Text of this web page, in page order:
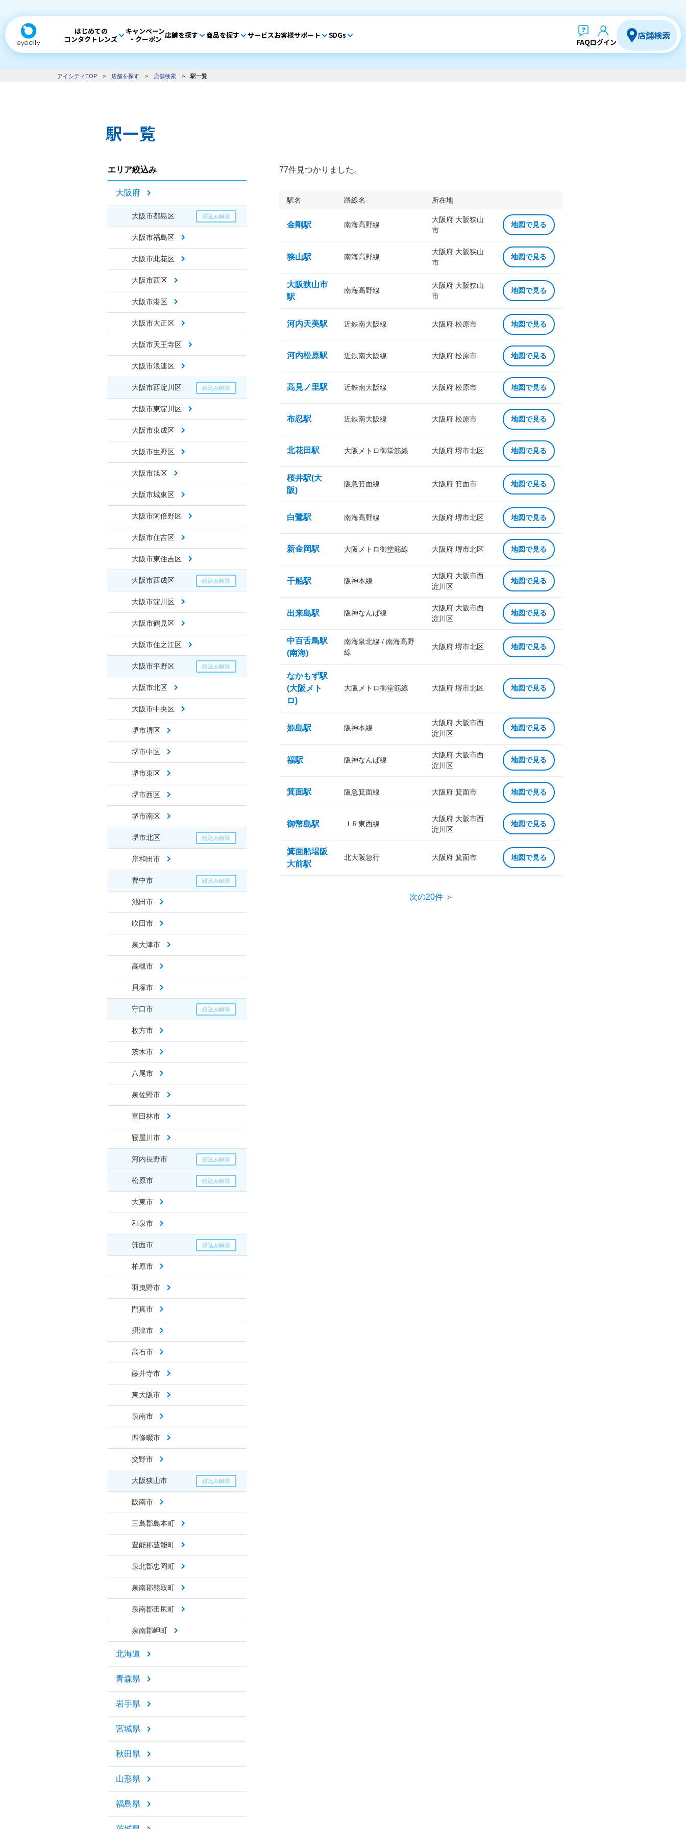
はじめての
コンタクトレンズ
キャンペーン
・クーポン 店舗を探す 商品を探す サービスお客様サポート SDGs
FAQログイン
店舗検索
アイシティTOP > 店舗を探す > 店舗検索 > 駅一覧
駅一覧
エリア絞込み
大阪府
大阪市都島区
大阪市福島区
大阪市此花区
大阪市西区
大阪市港区
大阪市大正区
大阪市天王寺区
大阪市浪速区
大阪市西淀川区
大阪市東淀川区
大阪市東成区
大阪市生野区
大阪市旭区
大阪市城東区
大阪市阿倍野区
大阪市住吉区
大阪市東住吉区
大阪市西成区
大阪市淀川区
大阪市鶴見区
大阪市住之江区
大阪市平野区
大阪市北区
大阪市中央区
堺市堺区
堺市中区
堺市東区
堺市西区
堺市南区
堺市北区
岸和田市
豊中市
池田市
吹田市
泉大津市
高槻市
貝塚市
守口市
枚方市
茨木市
八尾市
泉佐野市
富田林市
寝屋川市
河内長野市
松原市
大東市
和泉市
箕面市
柏原市
羽曳野市
門真市
摂津市
高石市
藤井寺市
東大阪市
泉南市
四條畷市
交野市
大阪狭山市
阪南市
三島郡島本町
豊能郡豊能町
泉北郡忠岡町
泉南郡熊取町
泉南郡田尻町
泉南郡岬町
北海道
青森県
岩手県
宮城県
秋田県
山形県
福島県
77件見つかりました。
駅名 路線名 所在地
金剛駅 南海高野線
大阪府 大阪狭山
市
地図で見る
狭山駅 南海高野線
大阪府 大阪狭山
市
地図で見る
大阪狭山市
駅
南海高野線
大阪府 大阪狭山
市
地図で見る
河内天美駅 近鉄南大阪線 大阪府 松原市 地図で見る
河内松原駅 近鉄南大阪線 大阪府 松原市 地図で見る
高見ノ里駅 近鉄南大阪線 大阪府 松原市 地図で見る
布忍駅 近鉄南大阪線 大阪府 松原市 地図で見る
北花田駅 大阪メトロ御堂筋線 大阪府 堺市北区 地図で見る
桜井駅(大
阪)
阪急箕面線 大阪府 箕面市 地図で見る
白鷺駅 南海高野線 大阪府 堺市北区 地図で見る
新金岡駅 大阪メトロ御堂筋線 大阪府 堺市北区 地図で見る
千船駅 阪神本線
大阪府 大阪市西
淀川区
地図で見る
出来島駅 阪神なんば線
大阪府 大阪市西
淀川区
地図で見る
中百舌鳥駅
(南海)
南海泉北線 / 南海高野
線
大阪府 堺市北区 地図で見る
なかもず駅
(大阪メト
ロ)
大阪メトロ御堂筋線 大阪府 堺市北区 地図で見る
姫島駅 阪神本線
大阪府 大阪市西
淀川区
地図で見る
福駅 阪神なんば線
大阪府 大阪市西
淀川区
地図で見る
箕面駅 阪急箕面線 大阪府 箕面市 地図で見る
御幣島駅 ＪＲ東西線
大阪府 大阪市西
淀川区
地図で見る
箕面船場阪
大前駅
北大阪急行 大阪府 箕面市 地図で見る
次の20件 ＞